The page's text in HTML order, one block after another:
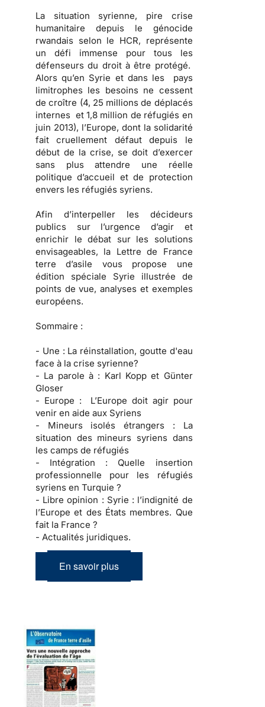
La situation syrienne, pire crise
humanitaire depuis le génocide
rwandais selon le HCR, représente
un défi immense pour tous les
défenseurs du droit à être protégé.
Alors qu’en Syrie et dans les pays
limitrophes les besoins ne cessent
de croître (4, 25 millions de déplacés
internes et 1,8 million de réfugiés en
juin 2013), l’Europe, dont la solidarité
fait cruellement défaut depuis le
début de la crise, se doit d’exercer
sans plus attendre une réelle
politique d’accueil et de protection
envers les réfugiés syriens.
Afin d’interpeller les décideurs
publics sur l’urgence d’agir et
enrichir le débat sur les solutions
envisageables, la Lettre de France
terre d’asile vous propose une
édition spéciale Syrie illustrée de
points de vue, analyses et exemples
européens.
Sommaire :
- Une : La réinstallation, goutte d'eau
face à la crise syrienne?
- La parole à : Karl Kopp et Günter
Gloser
- Europe : L’Europe doit agir pour
venir en aide aux Syriens
- Mineurs isolés étrangers : La
situation des mineurs syriens dans
les camps de réfugiés
- Intégration : Quelle insertion
professionnelle pour les réfugiés
syriens en Turquie ?
- Libre opinion : Syrie : l’indignité de
l’Europe et des États membres. Que
fait la France ?
- Actualités juridiques.
En savoir plus